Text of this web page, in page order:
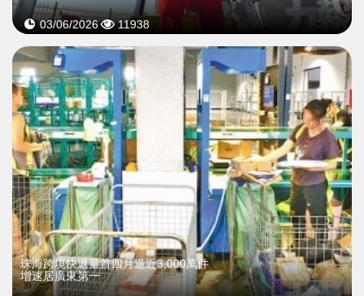
03/06/2026 11938
珠海跨境快遞量首四月逼近3,000萬件
增速居廣東第一